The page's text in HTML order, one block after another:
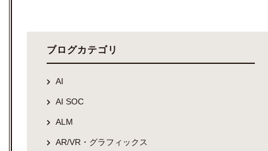
ブログカテゴリ
AI
AI SOC
ALM
AR/VR・グラフィックス